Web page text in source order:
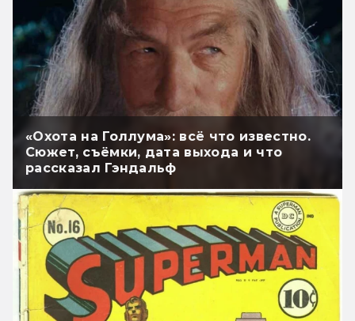
«Охота на Голлума»: всё что известно.
Сюжет, съёмки, дата выхода и что
рассказал Гэндальф